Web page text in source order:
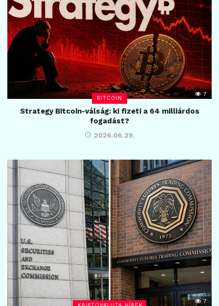
BITCOIN
7
Strategy Bitcoin-válság: ki fizeti a 64 milliárdos
fogadást?
2026.06.29.
7